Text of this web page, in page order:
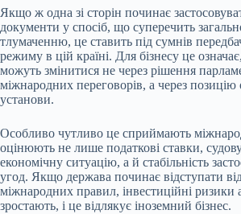
Якщо ж одна зі сторін починає
документи у спосіб, що суперечить
тлумаченню, це ставить під сумнів
режиму в цій країні. Для бізнесу це
можуть змінитися не через рішення
міжнародних переговорів, а через позицію
установи.
Особливо чутливо це сприймають
оцінюють не лише податкові ставки,
економічну ситуацію, а й стабільність
угод. Якщо держава починає відступати
міжнародних правил, інвестиційні ризики
зростають, і це відлякує іноземний бізнес.